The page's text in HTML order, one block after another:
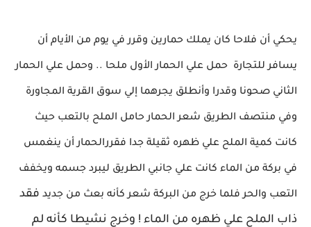
يحكي أن فلاحا كان يملك حمارين وقرر في يوم من الأيام أن
يسافر للتجارة حمل علي الحمار الأول ملحا .. وحمل علي الحمار
الثاني صحونا وقدرا وأنطلق يجرهما إلي سوق القرية المجاورة
وفي منتصف الطريق شعر الحمارحامل الملح بالتعب حيث
كانت كمية الملح علي ظهره ثقيلة جدا فقررالحمار أن ينغمس
في بركة من الماء كانت علي جانبي الطريق ليبرد جسمه ويخفف
التعب والحر فلما خرج من البركة شعر كأنه بعث من جديد فقد
ذاب الملح علي ظهره من الماء ! وخرج نشيطا كأنه لم